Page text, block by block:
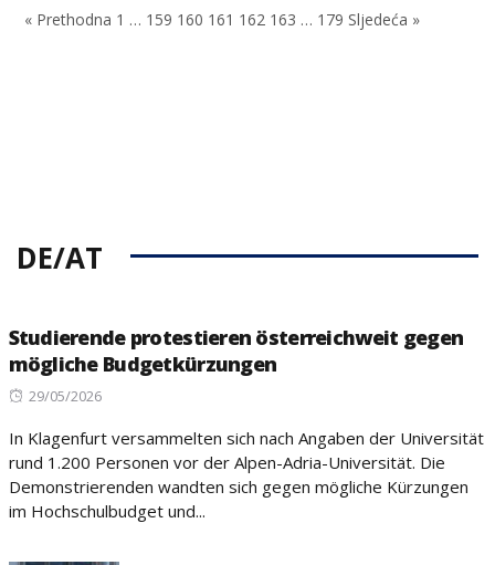
« Prethodna 1 … 159 160 161 162 163 … 179 Sljedeća »
DE/AT
Studierende protestieren österreichweit gegen
mögliche Budgetkürzungen
Posted
29/05/2026
In Klagenfurt versammelten sich nach Angaben der Universität
rund 1.200 Personen vor der Alpen-Adria-Universität. Die
Demonstrierenden wandten sich gegen mögliche Kürzungen
im Hochschulbudget und...